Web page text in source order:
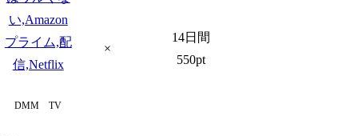
DMM TV
×
14日間
550pt